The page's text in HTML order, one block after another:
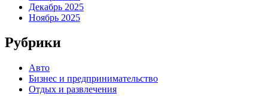
Декабрь 2025
Ноябрь 2025
Рубрики
Авто
Бизнес и предпринимательство
Отдых и развлечения